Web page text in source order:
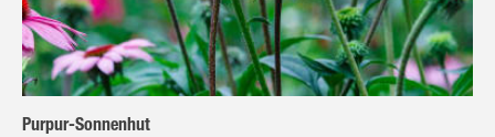
Purpur-Sonnenhut